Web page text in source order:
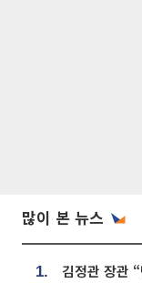
많이 본 뉴스
1.